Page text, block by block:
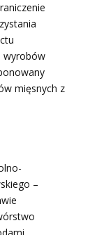
wyrobów
mięsnych z
–